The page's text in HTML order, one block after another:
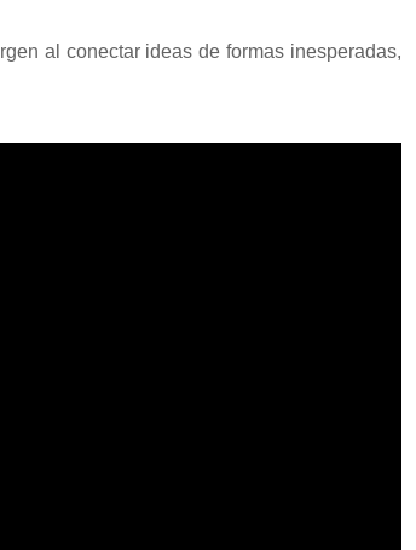
al conectar ideas de formas inesperadas,